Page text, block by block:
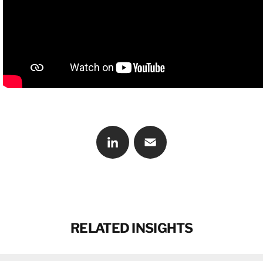
RELATED INSIGHTS